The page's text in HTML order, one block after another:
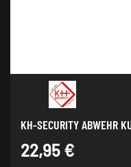
KH-SECURITY ABWEHR
22,95 €